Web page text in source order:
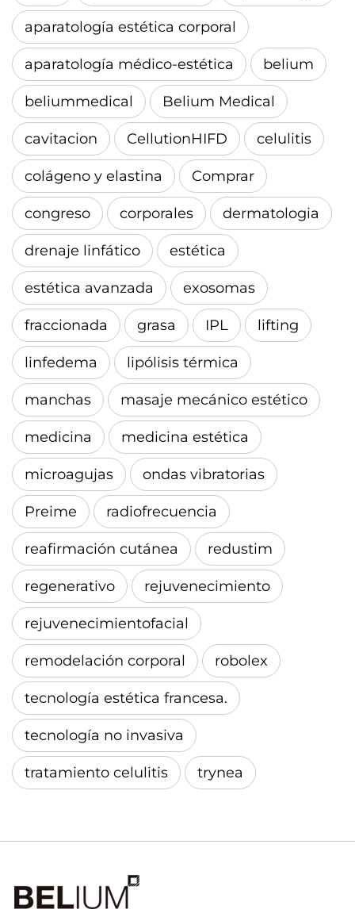
aparatología estética corporal
aparatología médico-estética belium
beliummedical Belium Medical
cavitacion CellutionHIFD celulitis
colágeno y elastina Comprar
congreso corporales dermatologia
drenaje linfático estética
estética avanzada exosomas
fraccionada grasa IPL lifting
linfedema lipólisis térmica
manchas masaje mecánico estético
medicina medicina estética
microagujas ondas vibratorias
Preime radiofrecuencia
reafirmación cutánea redustim
regenerativo rejuvenecimiento
rejuvenecimientofacial
remodelación corporal robolex
tecnología estética francesa.
tecnología no invasiva
tratamiento celulitis trynea